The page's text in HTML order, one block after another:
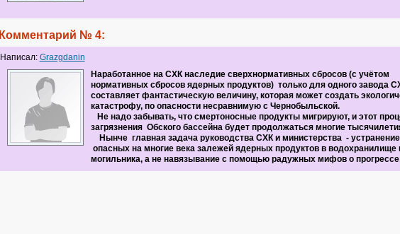
Комментарий № 4:
Написал: Grazgdanin
Наработанное на СХК наследие сверхнормативных сбросов (с учётом
нормативных сбросов ядерных продуктов) только для одного завода
составляет фантастическую величину, которая может создать
катастрофу, по опасности несравнимую с Чернобыльской.
Не надо забывать, что смертоносные продукты мигрируют, и этот
загрязнения Обского бассейна будет продолжаться многие
Нынче главная задача руководства СХК и министерства -
опасных на многие века залежей ядерных продуктов в водохранилище
могильника, а не навязывание с помощью радужных мифов о